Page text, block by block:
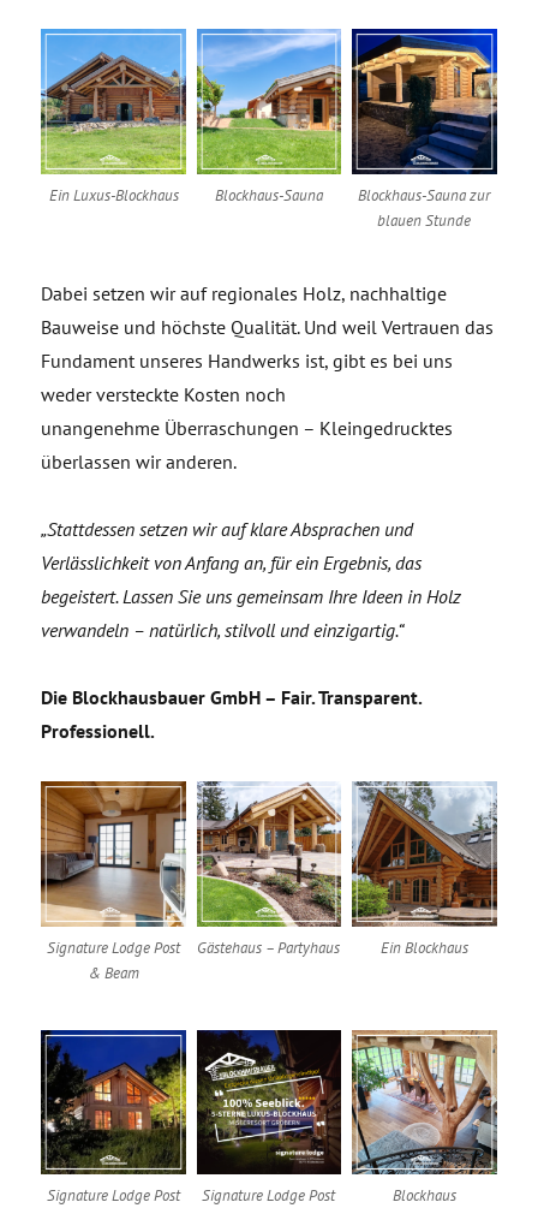
Ein Luxus-Blockhaus Blockhaus-Sauna
Blockhaus-Sauna zur
blauen Stunde
Dabei setzen wir auf regionales Holz, nachhaltige
Bauweise und höchste Qualität. Und weil Vertrauen das
Fundament unseres Handwerks ist, gibt es bei uns
weder versteckte Kosten noch
unangenehme Überraschungen – Kleingedrucktes
überlassen wir anderen.
„Stattdessen setzen wir auf klare Absprachen und
Verlässlichkeit von Anfang an, für ein Ergebnis, das
begeistert. Lassen Sie uns gemeinsam Ihre Ideen in Holz
verwandeln – natürlich, stilvoll und einzigartig.“
Die Blockhausbauer GmbH – Fair. Transparent.
Professionell.
Signature Lodge Post
& Beam
Gästehaus – Partyhaus Ein Blockhaus
Signature Lodge Post
Signature Lodge Post
Blockhaus